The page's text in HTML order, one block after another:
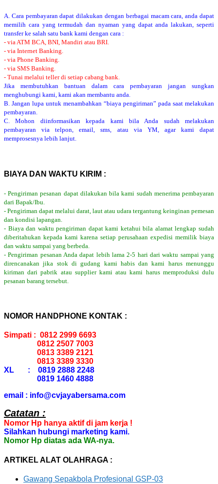
A. Cara pembayaran dapat dilakukan dengan berbagai macam cara, anda dapat
memilih cara yang termudah dan nyaman yang dapat anda lakukan, seperti
transfer ke salah satu bank kami dengan cara :
- via ATM BCA, BNI, Mandiri atau BRI.
- via Internet Banking.
- via Phone Banking.
- via SMS Banking.
- Tunai melalui teller di setiap cabang bank.
Jika membutuhkan bantuan dalam cara pembayaran jangan sungkan
menghubungi kami, kami akan membantu anda.
B. Jangan lupa untuk menambahkan “biaya pengiriman” pada saat melakukan
pembayaran.
C. Mohon diinformasikan kepada kami bila Anda sudah melakukan
pembayaran via telpon, email, sms, atau via YM, agar kami dapat
memprosesnya lebih lanjut.
BIAYA DAN WAKTU KIRIM :
- Pengiriman pesanan dapat dilakukan bila kami sudah menerima pembayaran
dari Bapak/Ibu.
- Pengiriman dapat melalui darat, laut atau udara tergantung keinginan pemesan
dan kondisi lapangan.
- Biaya dan waktu pengiriman dapat kami ketahui bila alamat lengkap sudah
diberitahukan kepada kami karena setiap perusahaan expedisi memilik biaya
dan waktu sampai yang berbeda.
- Pengiriman pesanan Anda dapat lebih lama 2-5 hari dari waktu sampai yang
direncanakan jika stok di gudang kami habis dan kami harus menunggu
kiriman dari pabrik atau supplier kami atau kami harus memproduksi dulu
pesanan barang tersebut.
NOMOR HANDPHONE KONTAK :
Simpati : 0812 2999 6693
0812 2507 7003
0813 3389 2121
0813 3389 3330
XL : 0819 2888 2248
0819 1460 4888
email : info@cvjayabersama.com
Catatan :
Nomor Hp hanya aktif di jam kerja !
Silahkan hubungi marketing kami.
Nomor Hp diatas ada WA-nya.
ARTIKEL ALAT OLAHRAGA :
Gawang Sepakbola Profesional GSP-03